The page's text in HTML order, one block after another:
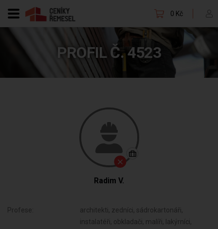
0 Kč
PROFIL Č. 4523
Radim V.
Profese:
architekti, zedníci, sádrokartonáři,
instalatéři, obkladači, malíři, lakýrníci,